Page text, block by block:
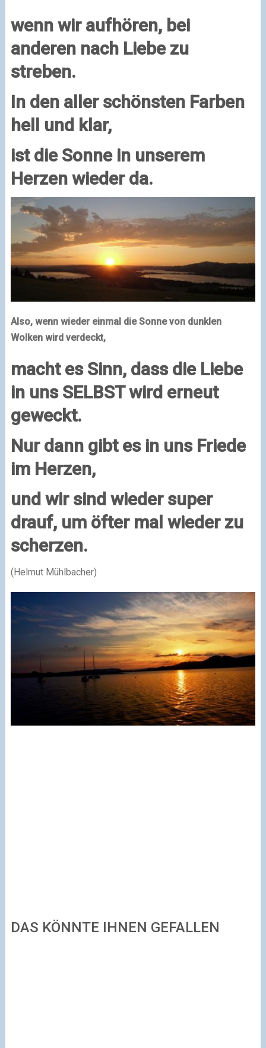
wenn wir aufhören, bei
anderen nach Liebe zu
streben.
In den aller schönsten Farben
hell und klar,
ist die Sonne in unserem
Herzen wieder da.
Also, wenn wieder einmal die Sonne von dunklen
Wolken wird verdeckt,
macht es Sinn, dass die Liebe
in uns SELBST wird erneut
geweckt.
Nur dann gibt es in uns Friede
im Herzen,
und wir sind wieder super
drauf, um öfter mal wieder zu
scherzen.
(Helmut Mühlbacher)
DAS KÖNNTE IHNEN GEFALLEN